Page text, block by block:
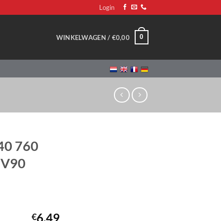
Login
WINKELWAGEN / €0,00 0
760
€6,49